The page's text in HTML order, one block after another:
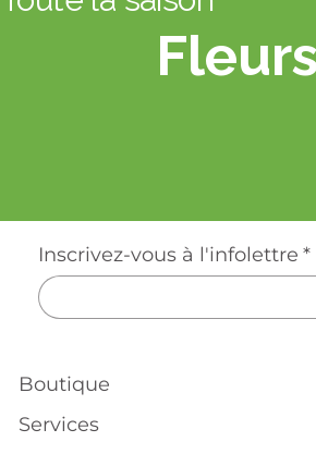
Inscrivez-vous à l'infolettre *
Boutique
Services